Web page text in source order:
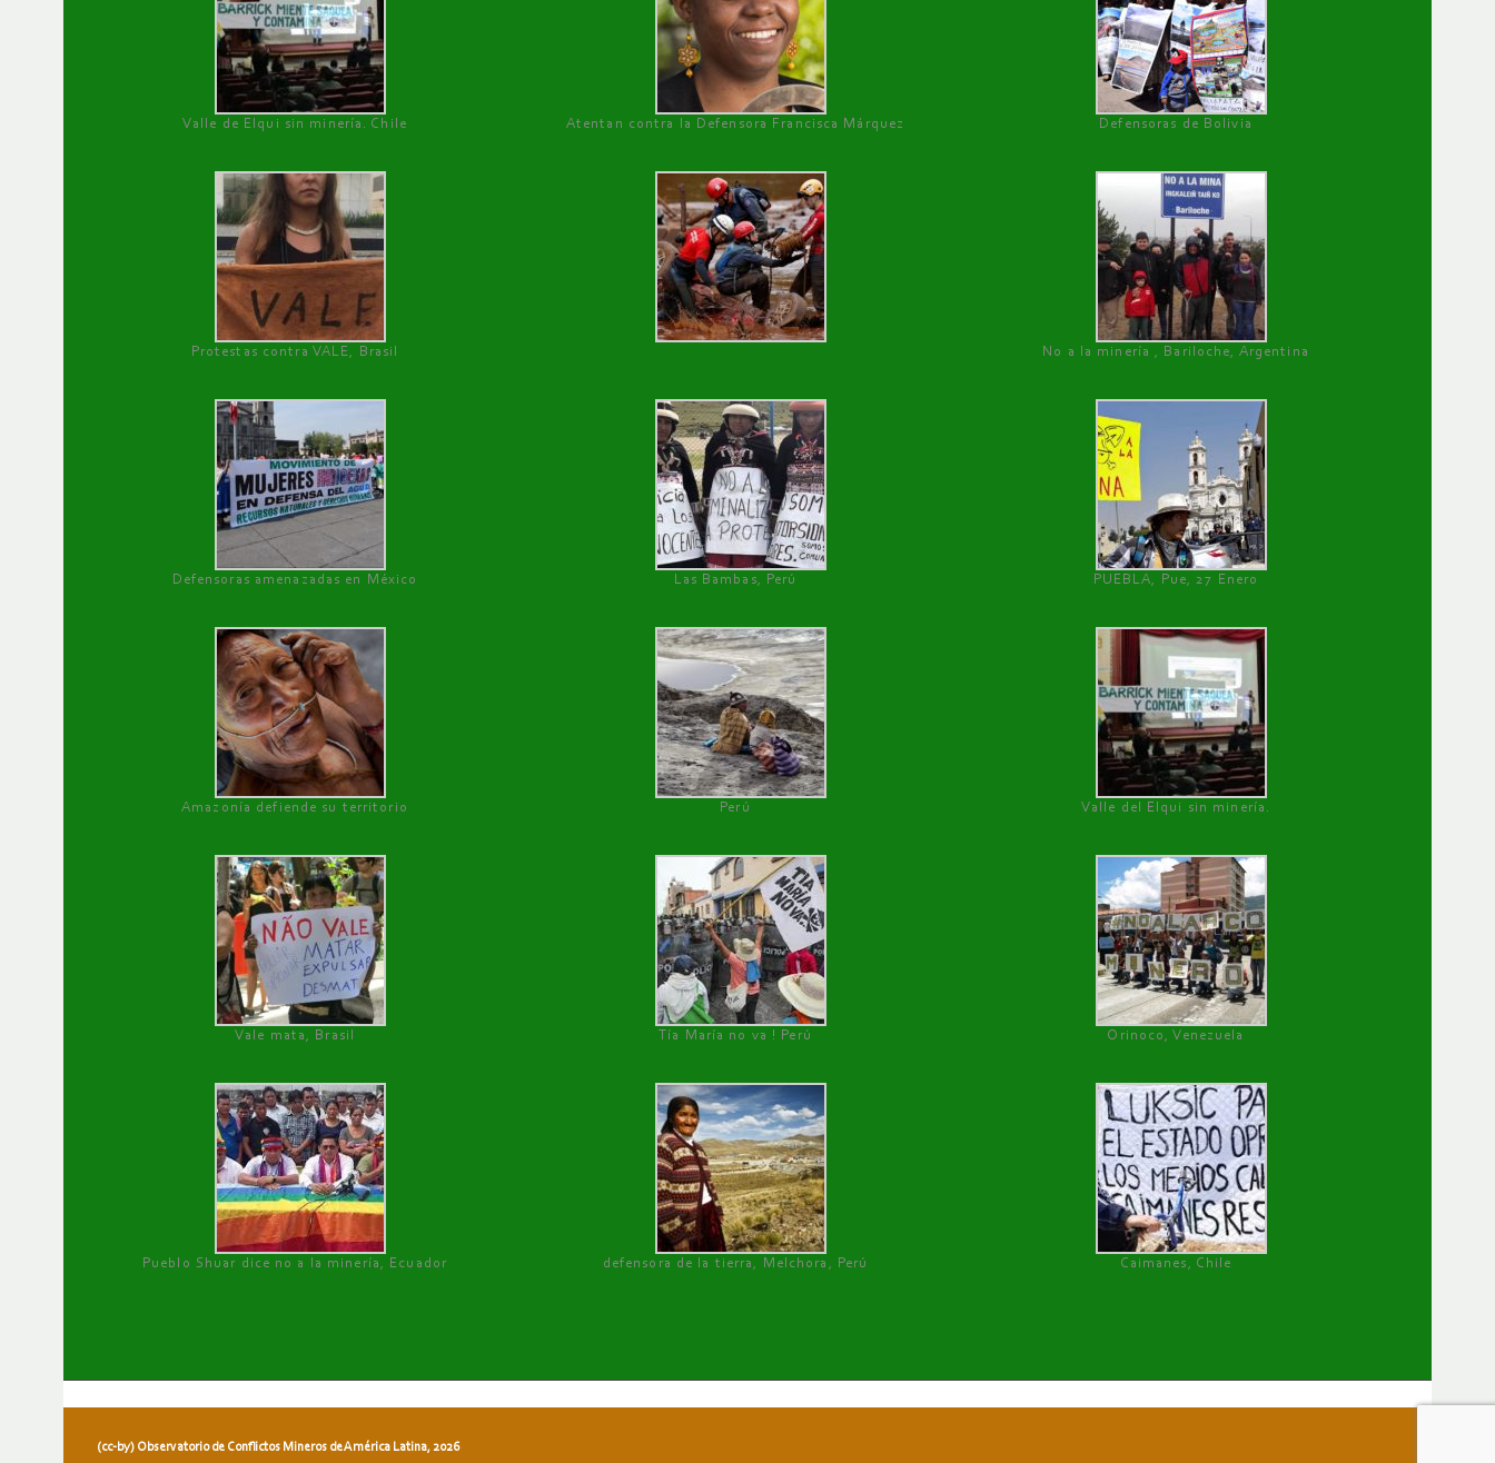
Valle de Elqui sin minería. Chile Atentan contra la Defensora Francisca Márquez Defensoras de Bolivia
Protestas contra VALE, Brasil No a la minería , Bariloche, Argentina
Defensoras amenazadas en México Las Bambas, Perú PUEBLA, Pue, 27 Enero
Amazonía defiende su territorio Perú Valle del Elqui sin minería.
Vale mata, Brasil Tía María no va ! Perú Orinoco, Venezuela
Pueblo Shuar dice no a la minería, Ecuador defensora de la tierra, Melchora, Perú Caimanes, Chile
(cc-by) Observatorio de Conflictos Mineros de América Latina, 2026